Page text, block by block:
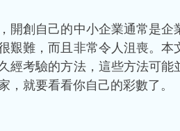
開創自己的中小企業通常是
艱難，而且非常令人沮喪。
經考驗的方法，這些方法可
，就要看看你自己的彩數了。